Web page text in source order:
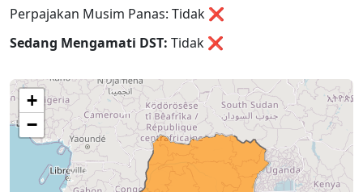
Perpajakan Musim Panas: Tidak ❌
Sedang Mengamati DST: Tidak ❌
+
−